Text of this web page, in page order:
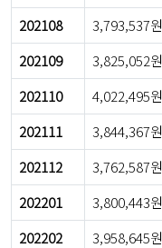
202108
3,793,537원
202109
3,825,052원
202110
4,022,495원
202111
3,844,367원
202112
3,762,587원
202201
3,800,443원
202202
3,958,645원